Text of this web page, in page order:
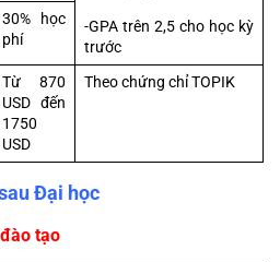
-GPA trên 2,5 cho học kỳ
trước
30% học
phí
Từ 870
USD đến
1750
USD
Theo chứng chỉ TOPIK
Đại học
tạo